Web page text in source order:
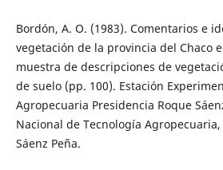
Bordón, A. O. (1983). Comentarios e
vegetación de la provincia del Chaco
muestra de descripciones de
de suelo (pp. 100). Estación
Agropecuaria Presidencia Roque
Nacional de Tecnología
Sáenz Peña.